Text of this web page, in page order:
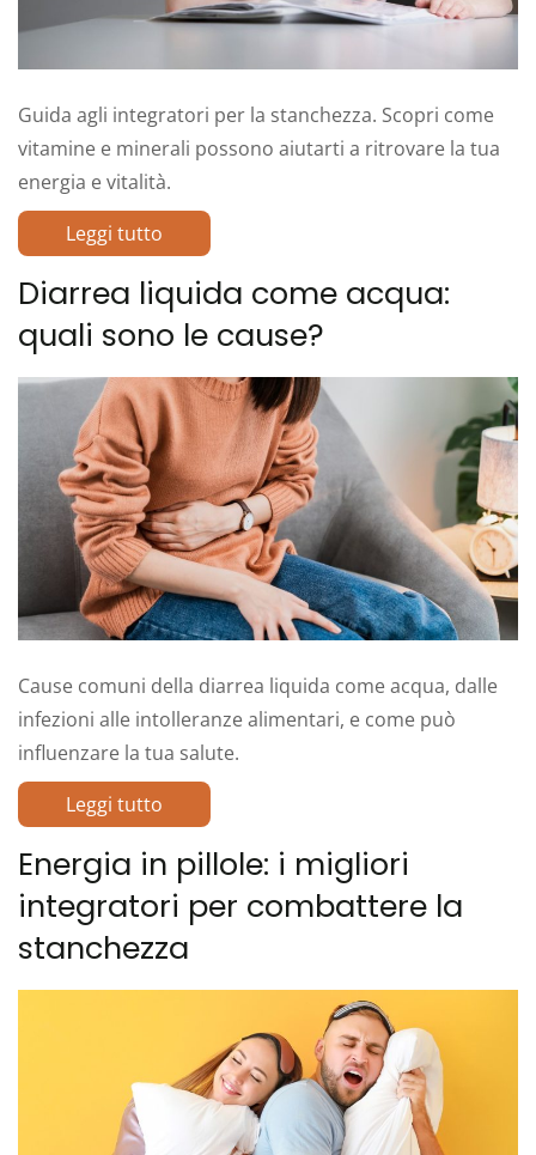
Guida agli integratori per la stanchezza. Scopri come
vitamine e minerali possono aiutarti a ritrovare la tua
energia e vitalità.
Leggi tutto
Diarrea liquida come acqua:
quali sono le cause?
Cause comuni della diarrea liquida come acqua, dalle
infezioni alle intolleranze alimentari, e come può
influenzare la tua salute.
Leggi tutto
Energia in pillole: i migliori
integratori per combattere la
stanchezza